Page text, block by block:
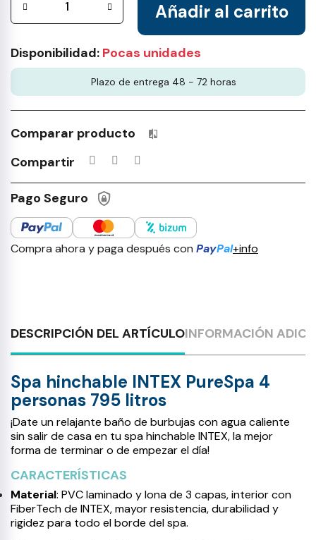
Añadir al carrito
Disponibilidad: Pocas unidades
Plazo de entrega 48 - 72 horas
Comparar producto Productos incluidos en tu lista
Compartir
Pago Seguro
Compra ahora y paga después con PayPal+info
DESCRIPCIÓN DEL ARTÍCULOINFORMACIÓN
Spa hinchable INTEX PureSpa 4
personas 795 litros
¡Date un relajante baño de burbujas con agua caliente
sin salir de casa en tu spa hinchable INTEX, la mejor
forma de terminar o de empezar el día!
CARACTERÍSTICAS
Material: PVC laminado y lona de 3 capas, interior con
FiberTech de INTEX, mayor resistencia, durabilidad y
rigidez para todo el borde del spa.